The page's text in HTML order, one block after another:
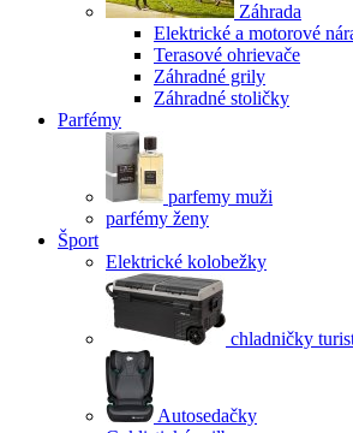
Záhrada
Elektrické a motorové
Terasové ohrievače
Záhradné grily
Záhradné stoličky
Parfémy
parfemy muži
parfémy ženy
Šport
Elektrické kolobežky
chladničky
Autosedačky